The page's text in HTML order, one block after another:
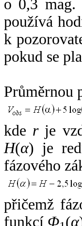
o 0,3 mag.
používá
k
pokud se
Průměrnou
kde rje
H(α) je
fázového
přičemž
funkcí Φ (α